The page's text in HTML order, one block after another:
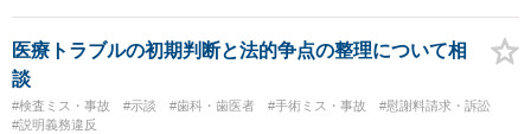
ております。）この病院で不妊治療を継続されるご意向があるのか、
をよく確認することが適切な解決に向かうためには重要だと考えま
す。
代理人として病院側との交渉窓口となることも方法の一つです。 ご自
身で内容証明を出される場合、書面にご質問者の不利になる事情を記
載した場合はそれ以降の交渉ハードルが上がってしまうため慎重に検
討されるとよいでしょう。
医療トラブルの初期判断と法的争点の整理について相
談
#検査ミス・事故 #示談 #歯科・歯医者 #手術ミス・事故
#慰謝料請求・訴訟
#説明義務違反